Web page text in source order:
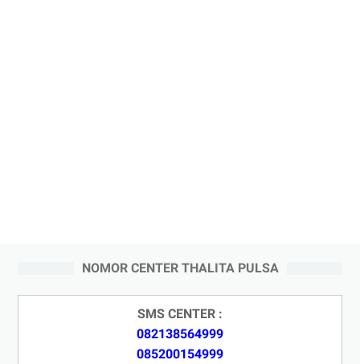
NOMOR CENTER THALITA PULSA
SMS CENTER :
082138564999
085200154999